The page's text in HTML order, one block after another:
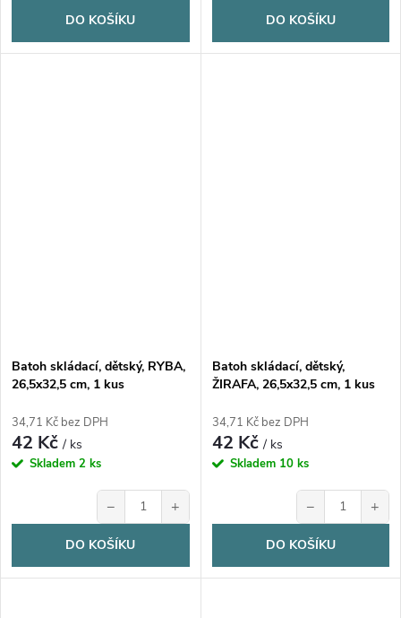
DO KOŠÍKU DO KOŠÍKU
Batoh skládací, dětský, RYBA,
26,5x32,5 cm, 1 kus
34,71 Kč bez DPH
42 Kč/ ks
Skladem 2 ks
− +
DO KOŠÍKU
Batoh skládací, dětský,
ŽIRAFA, 26,5x32,5 cm, 1 kus
34,71 Kč bez DPH
42 Kč/ ks
Skladem 10 ks
− +
DO KOŠÍKU